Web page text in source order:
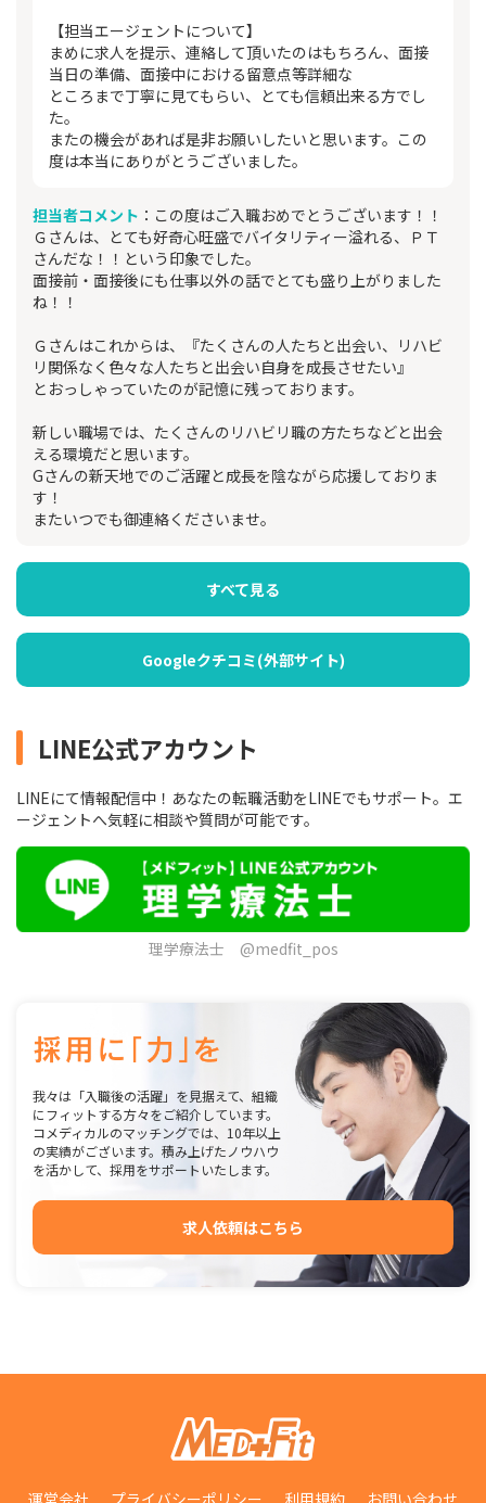
【担当エージェントについて】
まめに求人を提示、連絡して頂いたのはもちろん、面接
当日の準備、面接中における留意点等詳細な
ところまで丁寧に見てもらい、とても信頼出来る方でし
た。
またの機会があれば是非お願いしたいと思います。この
度は本当にありがとうございました。
担当者コメント ：この度はご入職おめでとうございます！！
Ｇさんは、とても好奇心旺盛でバイタリティー溢れる、ＰＴ
さんだな！！という印象でした。
面接前・面接後にも仕事以外の話でとても盛り上がりました
ね！！
Ｇさんはこれからは、『たくさんの人たちと出会い、リハビ
リ関係なく色々な人たちと出会い自身を成長させたい』
とおっしゃっていたのが記憶に残っております。
新しい職場では、たくさんのリハビリ職の方たちなどと出会
える環境だと思います。
Gさんの新天地でのご活躍と成長を陰ながら応援しておりま
す！
またいつでも御連絡くださいませ。
すべて見る
Googleクチコミ(外部サイト)
LINE公式アカウント
LINEにて情報配信中！あなたの転職活動をLINEでもサポート。エ
ージェントへ気軽に相談や質問が可能です。
理学療法士 @medfit_pos
我々は「入職後の活躍」を見据えて、組織
にフィットする方々をご紹介しています。
コメディカルのマッチングでは、10年以上
の実績がございます。積み上げたノウハウ
を活かして、採用をサポートいたします。
求人依頼はこちら